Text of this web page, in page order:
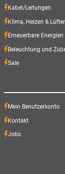
Kabel/Leitungen
Klima, Heizen &
Erneuerbare Energien
Beleuchtung und
Sale
Mein Benutzerkonto
Kontakt
Jobs